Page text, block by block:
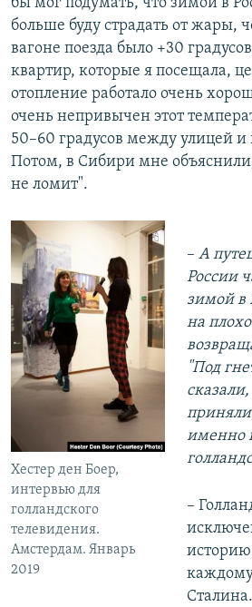
бы мог подумать, что зимой в
больше буду страдать от жары,
вагоне поезда было +30
квартир, которые я посещала,
отопление работало очень
очень непривычен этот
50–60 градусов между улицей
Потом, в Сибири мне
не ломит".
Хестер ден Боер,
интервью для
голландского
телевидения.
Амстердам. Январь
2019
– А
России
зимой в
на
"Под
приняли
именно
–